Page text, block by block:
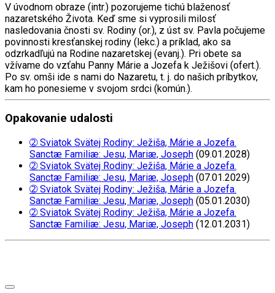
V úvodnom obraze (intr.) pozorujeme tichú blaženosť
nazaretského Života. Keď sme si vyprosili milosť
nasledovania čnosti sv. Rodiny (or.), z úst sv. Pavla počujeme
povinnosti kresťanskej rodiny (lekc.) a príklad, ako sa
odzrkadľujú na Rodine nazaretskej (evanj.). Pri obete sa
vžívame do vzťahu Panny Márie a Jozefa k Ježišovi (ofert.).
Po sv. omši ide s nami do Nazaretu, t. j. do našich príbytkov,
kam ho ponesieme v svojom srdci (komún.).
Opakovanie udalosti
➁ Sviatok Svätej Rodiny: Ježiša, Márie a Jozefa.
Sanctæ Familiæ: Jesu, Mariæ, Joseph (09.01.2028)
➁ Sviatok Svätej Rodiny: Ježiša, Márie a Jozefa.
Sanctæ Familiæ: Jesu, Mariæ, Joseph (07.01.2029)
➁ Sviatok Svätej Rodiny: Ježiša, Márie a Jozefa.
Sanctæ Familiæ: Jesu, Mariæ, Joseph (05.01.2030)
➁ Sviatok Svätej Rodiny: Ježiša, Márie a Jozefa.
Sanctæ Familiæ: Jesu, Mariæ, Joseph (12.01.2031)